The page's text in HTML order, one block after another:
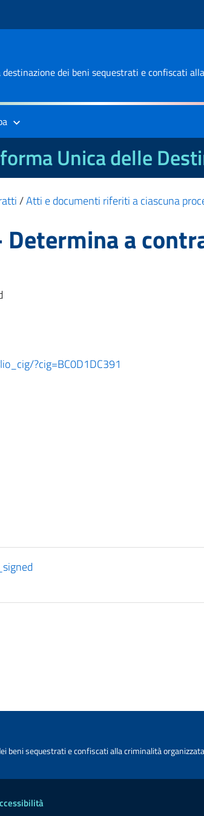
dei beni sequestrati e confiscati alla
Unica delle
/Atti e documenti riferiti a ciascuna
a
?cig=BC0D1DC391
beni sequestrati e confiscati alla criminalità organizzata